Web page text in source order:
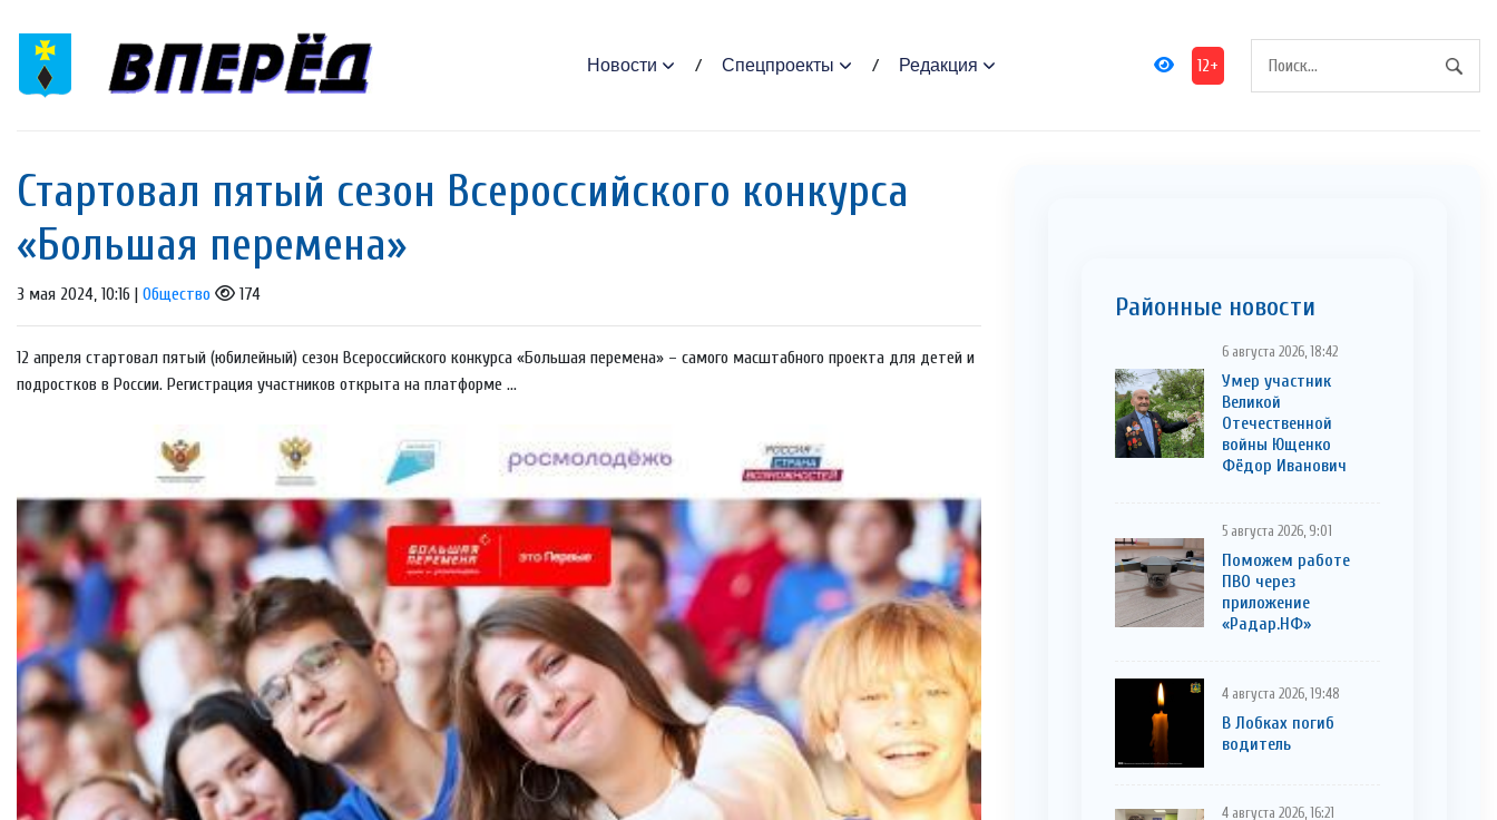
Новости Спецпроекты Редакция 12+
Стартовал пятый сезон Всероссийского конкурса
«Большая перемена»
3 мая 2024, 10:16 | Общество 174
12 апреля стартовал пятый (юбилейный) сезон Всероссийского конкурса «Большая перемена» – самого масштабного проекта для детей и
подростков в России. Регистрация участников открыта на платформе ...
Районные новости
6 августа 2026, 18:42
Умер участник
Великой
Отечественной
войны Ющенко
Фёдор Иванович
5 августа 2026, 9:01
Поможем работе
ПВО через
приложение
«Радар.НФ»
4 августа 2026, 19:48
В Лобках погиб
водитель
4 августа 2026, 16:21